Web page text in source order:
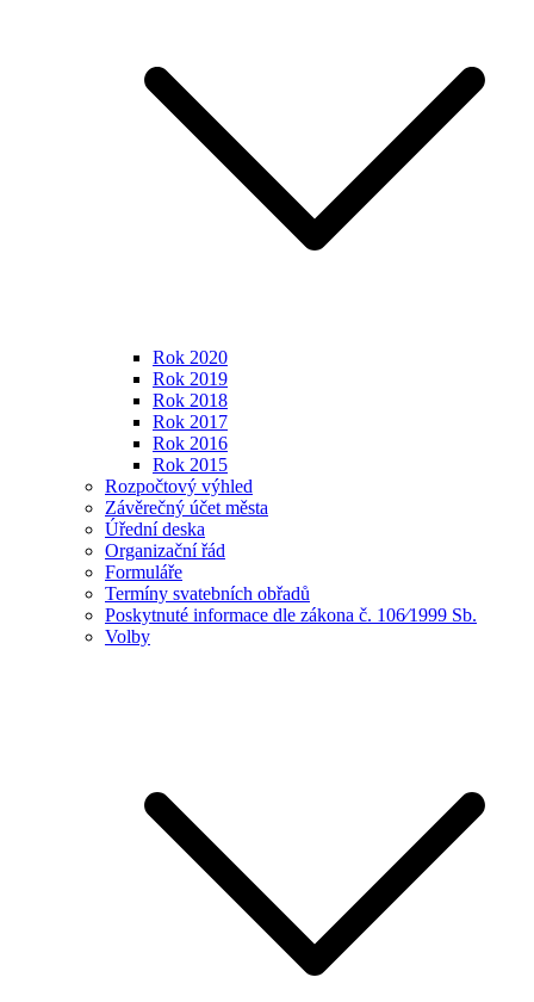
Rok 2020
Rok 2019
Rok 2018
Rok 2017
Rok 2016
Rok 2015
Rozpočtový výhled
Závěrečný účet města
Úřední deska
Organizační řád
Formuláře
Termíny svatebních obřadů
Poskytnuté informace dle zákona č. 106⁄1999 Sb.
Volby